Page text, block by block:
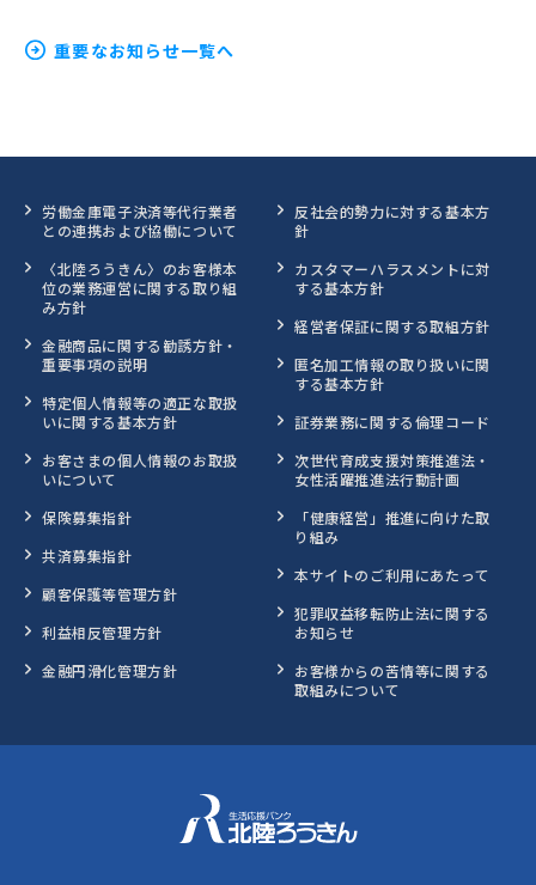
重要なお知らせ一覧へ
労働金庫電子決済等代行業者
との連携および協働について
〈北陸ろうきん〉のお客様本
位の業務運営に関する取り組
み方針
金融商品に関する勧誘方針・
重要事項の説明
特定個人情報等の適正な取扱
いに関する基本方針
お客さまの個人情報のお取扱
いについて
保険募集指針
共済募集指針
顧客保護等管理方針
利益相反管理方針
金融円滑化管理方針
反社会的勢力に対する基本方
針
カスタマーハラスメントに対
する基本方針
経営者保証に関する取組方針
匿名加工情報の取り扱いに関
する基本方針
証券業務に関する倫理コード
次世代育成支援対策推進法・
女性活躍推進法行動計画
「健康経営」推進に向けた取
り組み
本サイトのご利用にあたって
犯罪収益移転防止法に関する
お知らせ
お客様からの苦情等に関する
取組みについて